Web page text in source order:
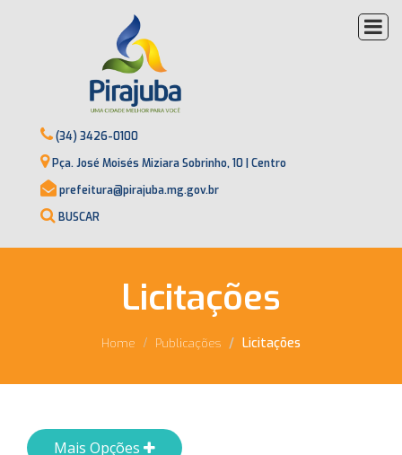
(34) 3426-0100
Pça. José Moisés Miziara Sobrinho, 10 | Centro
prefeitura@pirajuba.mg.gov.br
BUSCAR
Licitações
Home Publicações Licitações
Mais Opções